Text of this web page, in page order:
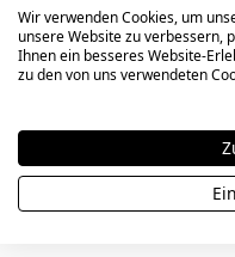
sichere
Wir verwenden Cookies, um
unsere Website zu verbessern,
Ihnen ein besseres Website-
zu den von uns verwendeten